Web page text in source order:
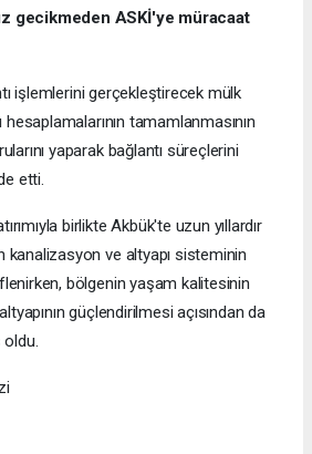
gecikmeden ASKİ'ye müracaat
işlemlerini gerçekleştirecek mülk
hesaplamalarının tamamlanmasının
yaparak bağlantı süreçlerini
etti.
birlikte Akbük'te uzun yıllardır
kanalizasyon ve altyapı sisteminin
bölgenin yaşam kalitesinin
güçlendirilmesi açısından da
oldu.